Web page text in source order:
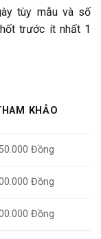
tùy mẫu và số
trước ít nhất 1
KHẢO
Đồng
Đồng
Đồng